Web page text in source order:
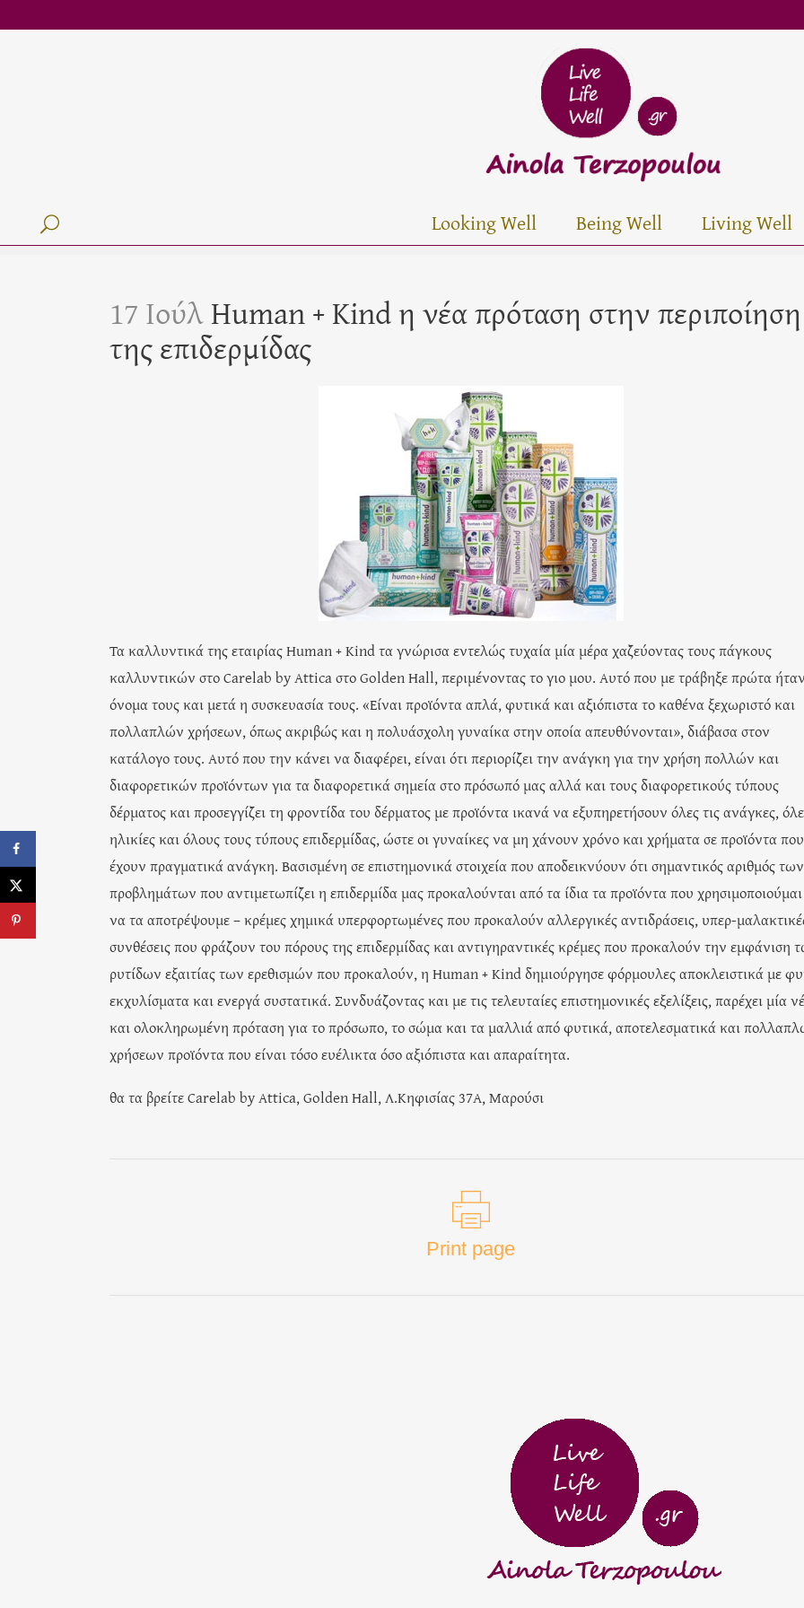
Looking Well Being Well Living Well
17 ΙούλHuman + Kind η νέα πρόταση στην περιποίηση
της επιδερμίδας
Τα καλλυντικά της εταιρίας Human + Kind τα γνώρισα εντελώς τυχαία μία μέρα χαζεύοντας τους πάγκους
καλλυντικών στο Carelab by Attica στο Golden Hall, περιμένοντας το γιο μου. Αυτό που με τράβηξε πρώτα
όνομα τους και μετά η συσκευασία τους. «Είναι προϊόντα απλά, φυτικά και αξιόπιστα το καθένα ξεχωριστό και
πολλαπλών χρήσεων, όπως ακριβώς και η πολυάσχολη γυναίκα στην οποία απευθύνονται», διάβασα στον
κατάλογο τους. Αυτό που την κάνει να διαφέρει, είναι ότι περιορίζει την ανάγκη για την χρήση πολλών και
διαφορετικών προϊόντων για τα διαφορετικά σημεία στο πρόσωπό μας αλλά και τους διαφορετικούς τύπους
δέρματος και προσεγγίζει τη φροντίδα του δέρματος με προϊόντα ικανά να εξυπηρετήσουν όλες τις ανάγκες,
ηλικίες και όλους τους τύπους επιδερμίδας, ώστε οι γυναίκες να μη χάνουν χρόνο και χρήματα σε προϊόντα
έχουν πραγματικά ανάγκη. Βασισμένη σε επιστημονικά στοιχεία που αποδεικνύουν ότι σημαντικός αριθμός των
προβλημάτων που αντιμετωπίζει η επιδερμίδα μας προκαλούνται από τα ίδια τα προϊόντα που
να τα αποτρέψουμε – κρέμες χημικά υπερφορτωμένες που προκαλούν αλλεργικές αντιδράσεις, υπερ-
συνθέσεις που φράζουν του πόρους της επιδερμίδας και αντιγηραντικές κρέμες που προκαλούν την εμφάνιση
ρυτίδων εξαιτίας των ερεθισμών που προκαλούν, η Human + Kind δημιούργησε φόρμουλες αποκλειστικά με
εκχυλίσματα και ενεργά συστατικά. Συνδυάζοντας και με τις τελευταίες επιστημονικές εξελίξεις, παρέχει μία
και ολοκληρωμένη πρόταση για το πρόσωπο, το σώμα και τα μαλλιά από φυτικά, αποτελεσματικά και
χρήσεων προϊόντα που είναι τόσο ευέλικτα όσο αξιόπιστα και απαραίτητα.
θα τα βρείτε Carelab by Attica, Golden Hall, Λ.Κηφισίας 37Α, Μαρούσι
Print page